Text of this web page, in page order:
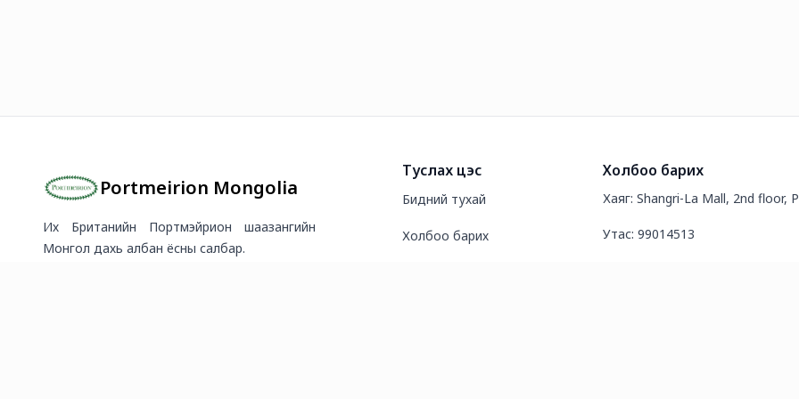
Portmeirion Mongolia
Их Британийн Портмэйрион шаазангийн
Монгол дахь албан ёсны салбар.
Туслах цэс
Бидний тухай
Холбоо барих
Холбоо барих
Хаяг: Shangri-La Mall, 2nd floor,
Утас: 99014513